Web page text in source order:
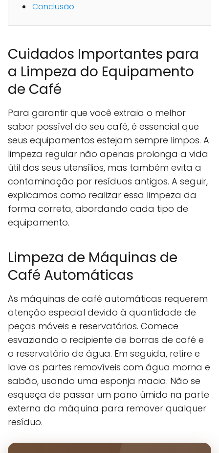
Conclusão
Cuidados Importantes para
a Limpeza do Equipamento
de Café
Para garantir que você extraia o melhor
sabor possível do seu café, é essencial que
seus equipamentos estejam sempre limpos. A
limpeza regular não apenas prolonga a vida
útil dos seus utensílios, mas também evita a
contaminação por resíduos antigos. A seguir,
explicamos como realizar essa limpeza da
forma correta, abordando cada tipo de
equipamento.
Limpeza de Máquinas de
Café Automáticas
As máquinas de café automáticas requerem
atenção especial devido à quantidade de
peças móveis e reservatórios. Comece
esvaziando o recipiente de borras de café e
o reservatório de água. Em seguida, retire e
lave as partes removíveis com água morna e
sabão, usando uma esponja macia. Não se
esqueça de passar um pano úmido na parte
externa da máquina para remover qualquer
resíduo.